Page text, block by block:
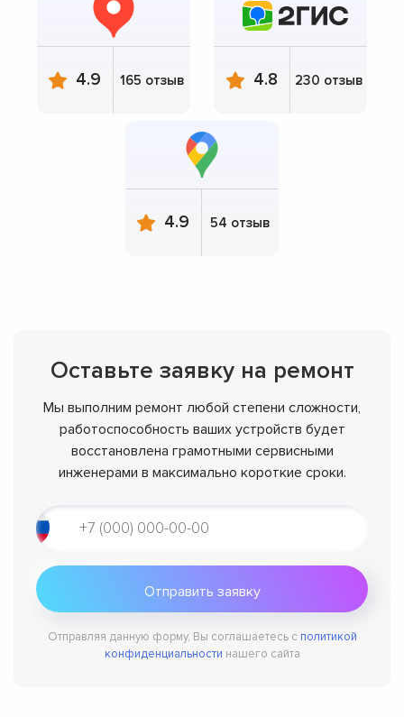
4.9 165 отзыв 4.8 230 отзыв
4.9 54 отзыв
Оставьте заявку на ремонт
Мы выполним ремонт любой степени сложности,
работоспособность ваших устройств будет
восстановлена грамотными сервисными
инженерами в максимально короткие сроки.
Отправляя данную форму, Вы соглашаетесь с политикой
конфиденциальности нашего сайта